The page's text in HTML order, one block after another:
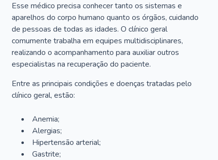
Esse médico precisa conhecer tanto os sistemas e
aparelhos do corpo humano quanto os órgãos, cuidando
de pessoas de todas as idades. O clínico geral
comumente trabalha em equipes multidisciplinares,
realizando o acompanhamento para auxiliar outros
especialistas na recuperação do paciente.
Entre as principais condições e doenças tratadas pelo
clínico geral, estão:
Anemia;
Alergias;
Hipertensão arterial;
Gastrite;